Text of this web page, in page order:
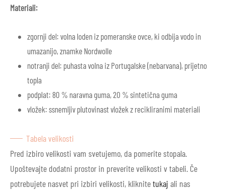
Materiali:
zgornji del: volna loden iz pomeranske ovce, ki odbija vodo in
umazanijo, znamke Nordwolle
notranji del: puhasta volna iz Portugalske (nebarvana), prijetno
topla
podplat: 80 % naravna guma, 20 % sintetična guma
vložek: ssnemljiv plutovinast vložek z recikliranimi materiali
Tabela velikosti
Pred izbiro velikosti vam svetujemo, da pomerite stopala.
Upoštevajte dodatni prostor in preverite velikosti v tabeli. Če
potrebujete nasvet pri izbiri velikosti, kliknitetukaj ali nas